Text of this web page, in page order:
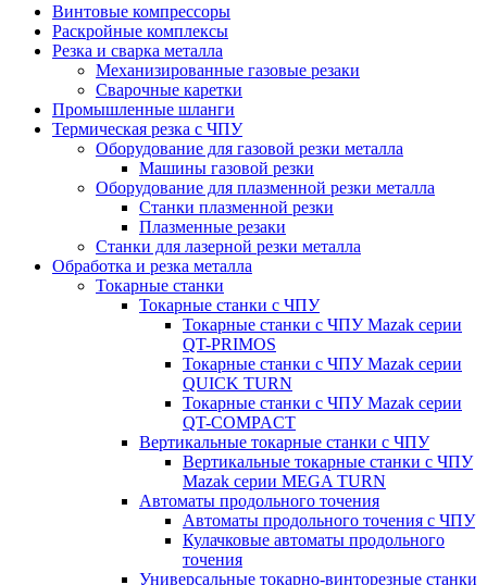
Винтовые компрессоры
Раскройные комплексы
Резка и сварка металла
Механизированные газовые резаки
Сварочные каретки
Промышленные шланги
Термическая резка с ЧПУ
Оборудование для газовой резки металла
Машины газовой резки
Оборудование для плазменной резки металла
Станки плазменной резки
Плазменные резаки
Станки для лазерной резки металла
Обработка и резка металла
Токарные станки
Токарные станки с ЧПУ
Токарные станки с ЧПУ Mazak серии
QT-PRIMOS
Токарные станки с ЧПУ Mazak серии
QUICK TURN
Токарные станки с ЧПУ Mazak серии
QT-COMPACT
Вертикальные токарные станки с ЧПУ
Вертикальные токарные станки с ЧПУ
Mazak серии MEGA TURN
Автоматы продольного точения
Автоматы продольного точения с ЧПУ
Кулачковые автоматы продольного
точения
Универсальные токарно-винторезные станки